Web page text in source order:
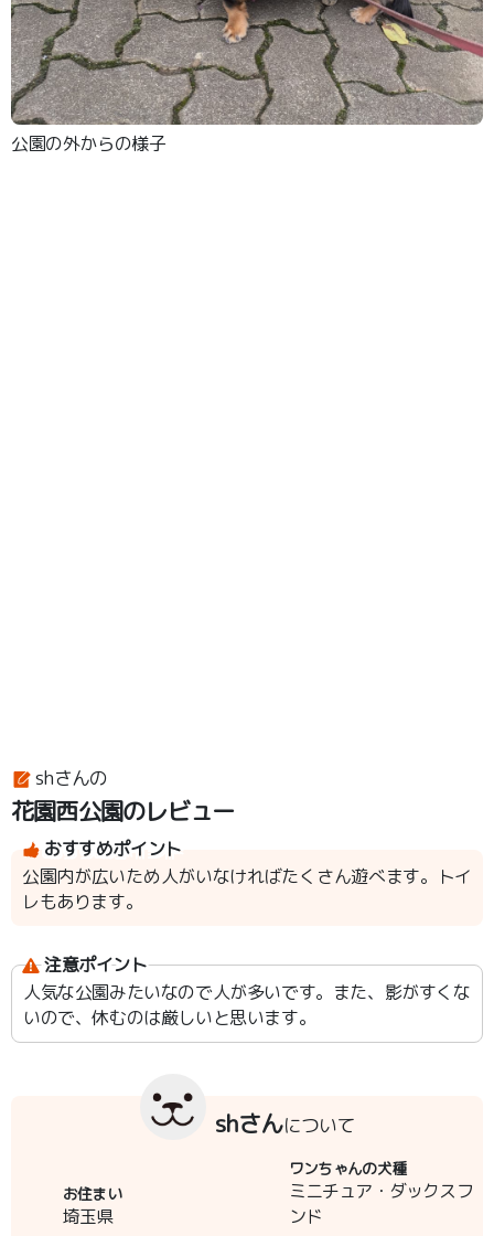
公園の外からの様子
shさんの
花園西公園のレビュー
おすすめポイント
公園内が広いため人がいなければたくさん遊べます。トイ
レもあります。
注意ポイント
人気な公園みたいなので人が多いです。また、影がすくな
いので、休むのは厳しいと思います。
shさんについて
お住まい
埼玉県
ワンちゃんの犬種
ミニチュア・ダックスフ
ンド